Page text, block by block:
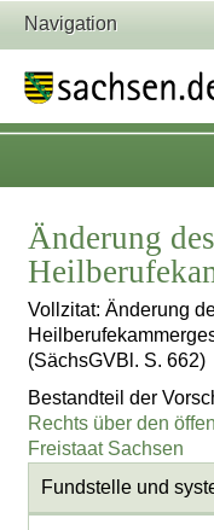
Navigation
Änderung
Vollzitat: Änderung
(SächsGVBl. S. 662)
Bestandteil der
Rechts über den
Freistaat Sachsen
Fundstelle und